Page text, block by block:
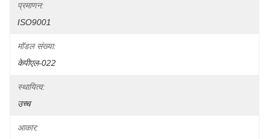
प्रमाणन:
ISO9001
मॉडल संख्या:
केपीएल-022
स्थायित्व:
उच्च
आकार: